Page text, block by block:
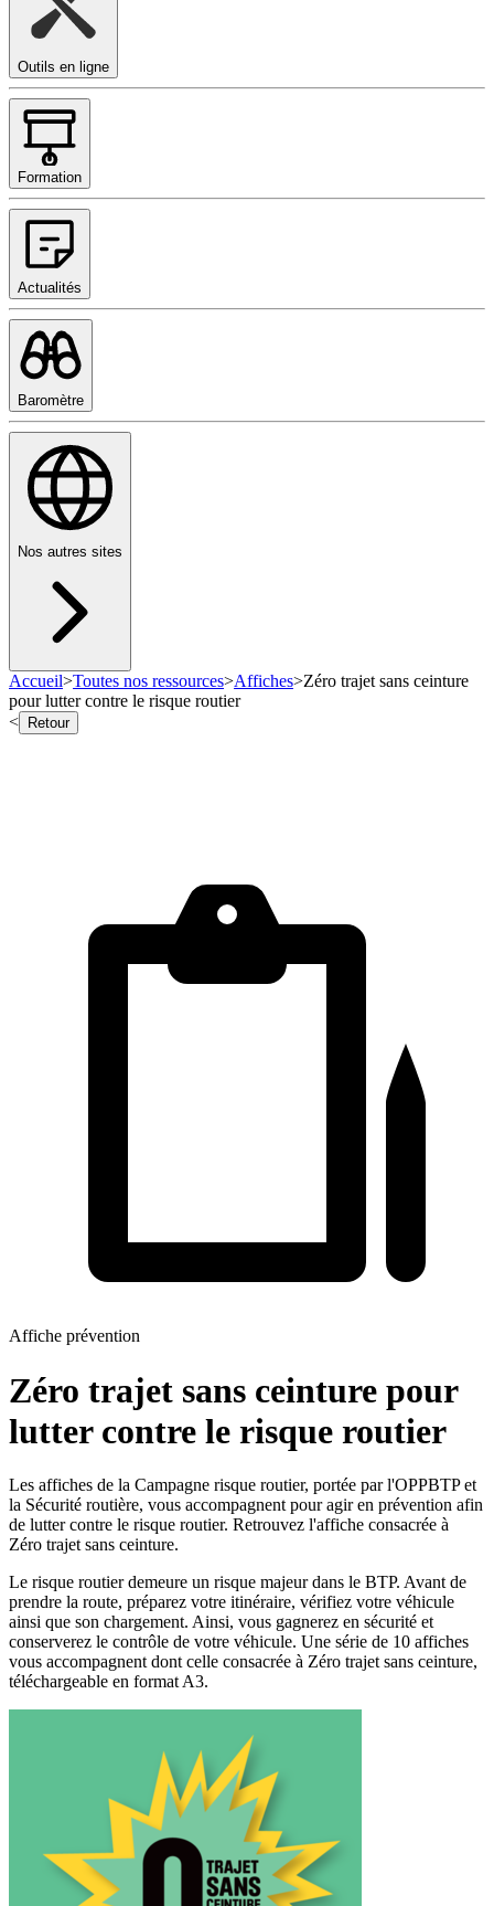
Outils en ligne
Formation
Actualités
Baromètre
Nos autres sites
Accueil>Toutes nos ressources>Affiches>Zéro trajet sans ceinture
pour lutter contre le risque routier
<
Retour
Affiche prévention
Zéro trajet sans ceinture pour
lutter contre le risque routier
Les affiches de la Campagne risque routier, portée par l'OPPBTP et
la Sécurité routière, vous accompagnent pour agir en prévention afin
de lutter contre le risque routier. Retrouvez l'affiche consacrée à
Zéro trajet sans ceinture.
Le risque routier demeure un risque majeur dans le BTP. Avant de
prendre la route, préparez votre itinéraire, vérifiez votre véhicule
ainsi que son chargement. Ainsi, vous gagnerez en sécurité et
conserverez le contrôle de votre véhicule. Une série de 10 affiches
vous accompagnent dont celle consacrée à Zéro trajet sans ceinture,
téléchargeable en format A3.